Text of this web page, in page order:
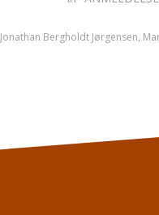
Jonathan Bergholdt Jørgensen,